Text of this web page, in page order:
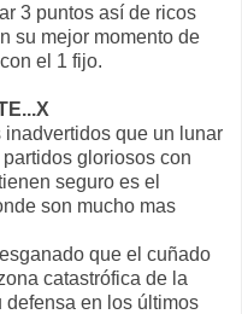
3 puntos así de ricos
su mejor momento de
el 1 fijo.
que un lunar
gloriosos con
seguro es el
son mucho mas
que el cuñado
catastrófica de la
en los últimos